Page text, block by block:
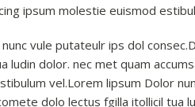
ipsum molestie euismod
vule putateulr ips dol
ludin dolor. nec met quam
vel.Lorem lipsum Dolor
dolo lectus fgilla itollicil tua